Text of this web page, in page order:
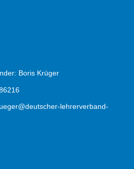
Boris Krüger
lehrerverband-